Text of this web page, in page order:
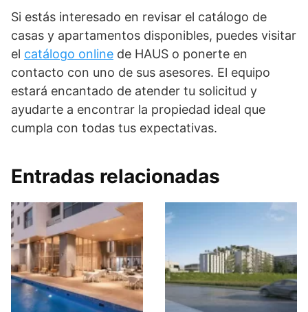
Si estás interesado en revisar el catálogo de
casas y apartamentos disponibles, puedes visitar
el catálogo online de HAUS o ponerte en
contacto con uno de sus asesores. El equipo
estará encantado de atender tu solicitud y
ayudarte a encontrar la propiedad ideal que
cumpla con todas tus expectativas.
Entradas relacionadas